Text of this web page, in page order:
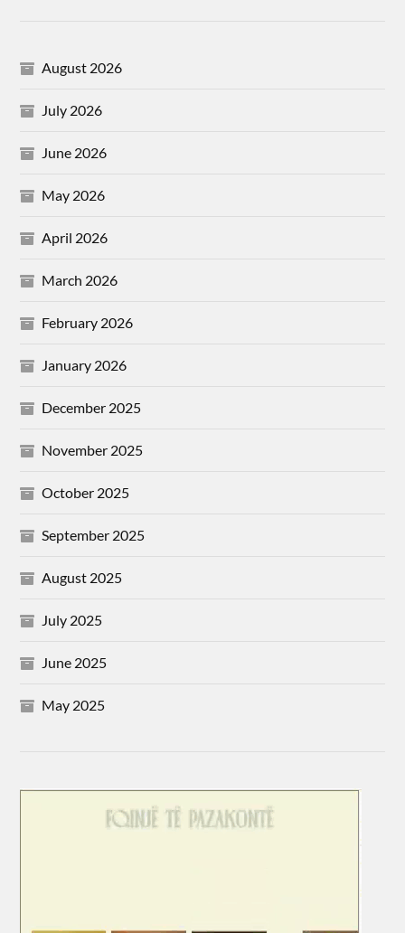
August 2026
July 2026
June 2026
May 2026
April 2026
March 2026
February 2026
January 2026
December 2025
November 2025
October 2025
September 2025
August 2025
July 2025
June 2025
May 2025